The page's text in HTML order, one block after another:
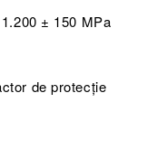
± 150 MPa
de protecție